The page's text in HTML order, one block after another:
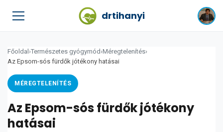
drtihanyi
Főoldal ›Természetes gyógymód ›Méregtelenítés›
Az Epsom-sós fürdők jótékony hatásai
MÉREGTELENÍTÉS
Az Epsom-sós fürdők jótékony
hatásai